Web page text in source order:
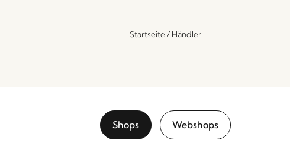
Startseite/ Händler
Shops Webshops